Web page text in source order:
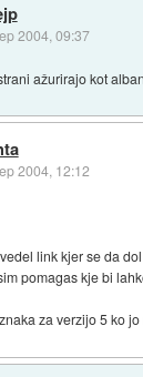
2004, 09:37
ažurirajo kot
2004, 12:12
link kjer se da
pomagas kje bi
za verzijo 5 ko